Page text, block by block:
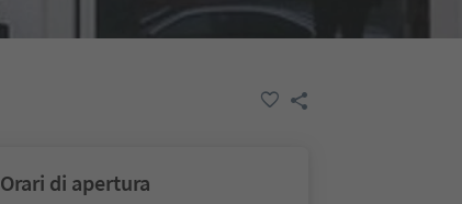
Orari di apertura